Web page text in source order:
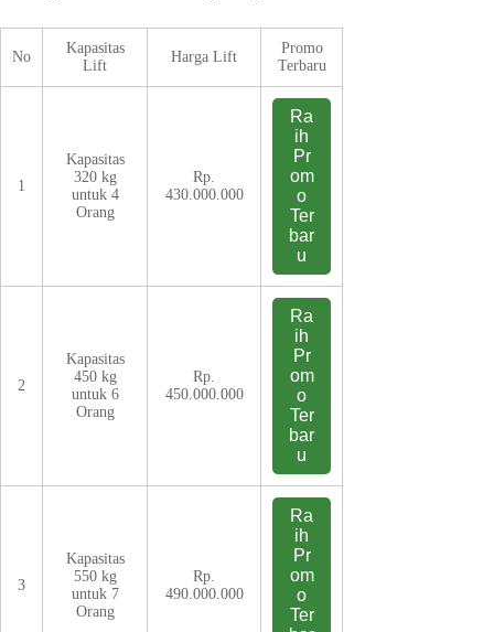
No
Kapasitas
Lift
Harga Lift
Promo
Terbaru
1
Kapasitas
320 kg
untuk 4
Orang
Rp.
430.000.000
Ra
ih
Pr
om
o
Ter
bar
u
2
Kapasitas
450 kg
untuk 6
Orang
Rp.
450.000.000
Ra
ih
Pr
om
o
Ter
bar
u
3
Kapasitas
550 kg
untuk 7
Orang
Rp.
490.000.000
Ra
ih
Pr
om
o
Ter